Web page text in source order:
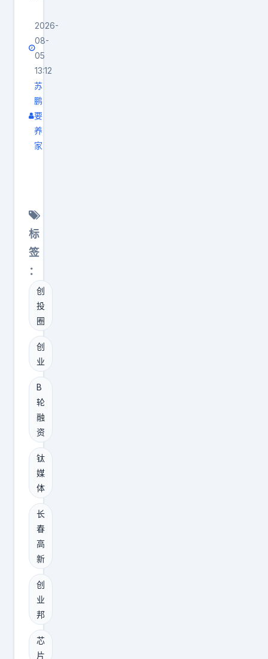
将
在
8
月
发
布
S
S
I
自
己
还
没
有
公
布
模
型
的
能
力
、
架
构
或
者
发
布
时
间
。
但
此
2026-
08-
05
13:12
苏
鹏
要
养
家
报
|
2
2
8
.
5
星
期
三
高
斯
宝
完
成
亿
元
轮
融
资
标
签
：
创
投
圈
创
业
B
轮
融
资
钛
媒
体
长
春
高
新
创
业
邦
芯
片